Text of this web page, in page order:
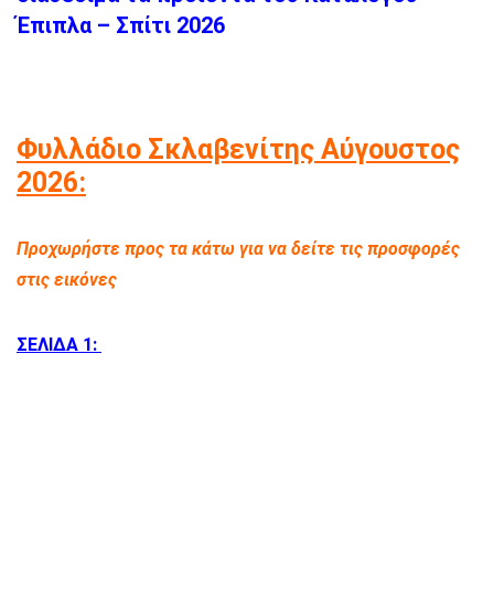
Έπιπλα – Σπίτι 2026
Φυλλάδιο Σκλαβενίτης Αύγουστος
2026:
Προχωρήστε προς τα κάτω για να δείτε τις προσφορές
στις εικόνες
ΣΕΛΙΔΑ 1: